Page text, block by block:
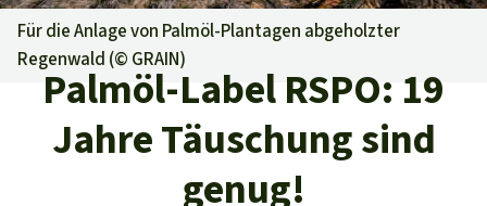
Informieren
Aktuelles
Alle News
Unsere Themen
Der Regenwald
Regenwald Report
Erfolge
Dringender Spendenaufruf
Regenwald-Urkunden
Fragen & Antworten
Testament
Für die Anlage von Palmöl-Plantagen abgeholzter
Regenwald (© GRAIN)
Palmöl-Label RSPO: 19
Jahre Täuschung sind
genug!